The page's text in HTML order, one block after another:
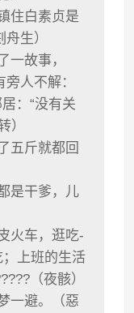
住白素贞是
生）
故事，
人不解：
：“没有关
）
五斤就都回
是干爹，儿
火车，逛吃-
上班的生活
（夜骸）
一避。（惡